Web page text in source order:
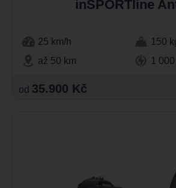
inSPORTline
25 km/h
150
až 50 km
1
od 35.900 Kč